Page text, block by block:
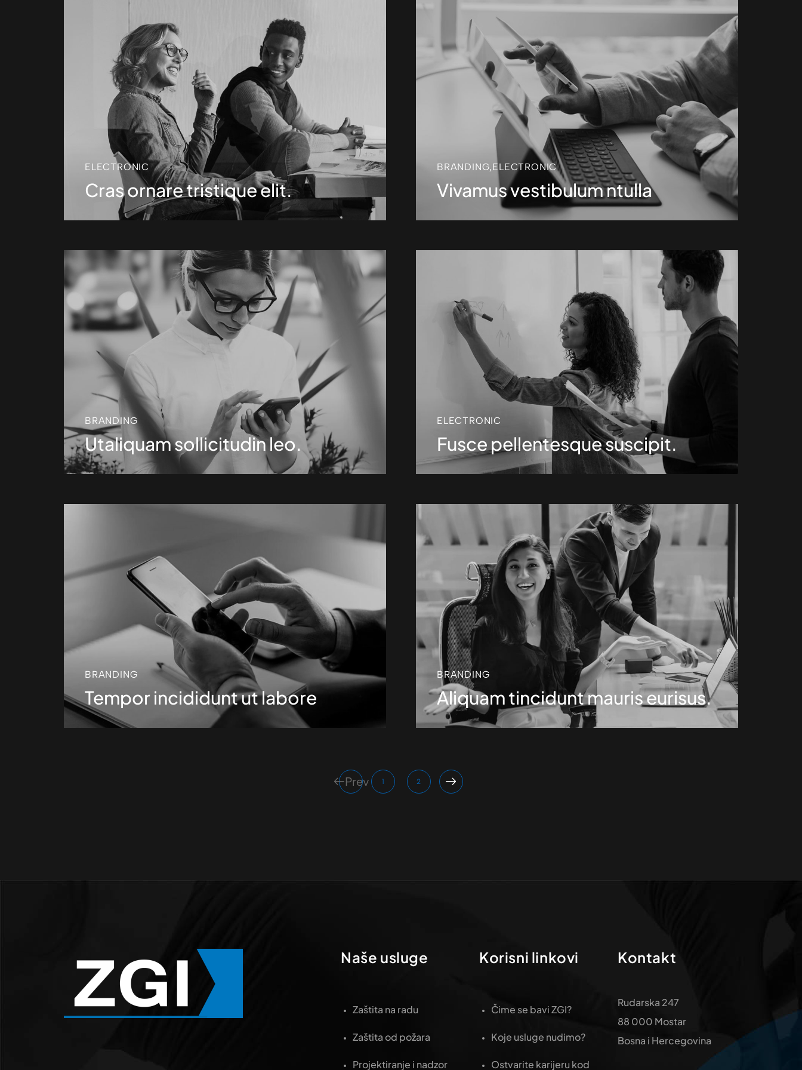
ELECTRONIC
Cras ornare tristique elit.
BRANDING,ELECTRONIC
Vivamus vestibulum ntulla
BRANDING
Utaliquam sollicitudin leo.
ELECTRONIC
Fusce pellentesque suscipit.
BRANDING
Tempor incididunt ut labore
BRANDING
Aliquam tincidunt mauris eurisus.
Prev 1 2
Naše usluge
Zaštita na radu
Zaštita od požara
Projektiranje i nadzor
Korisni linkovi
Čime se bavi ZGI?
Koje usluge nudimo?
Ostvarite karijeru kod
Kontakt
Rudarska 247
88 000 Mostar
Bosna i Hercegovina